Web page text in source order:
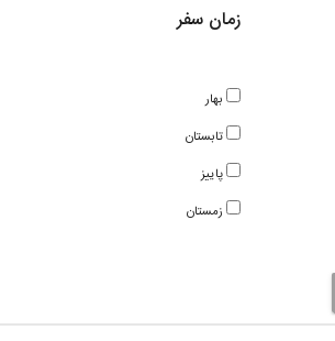
زمان سفر
بهار
تابستان
پاییز
زمستان